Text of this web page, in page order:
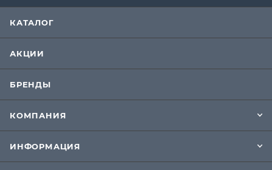
КАТАЛОГ
АКЦИИ
БРЕНДЫ
КОМПАНИЯ
ИНФОРМАЦИЯ